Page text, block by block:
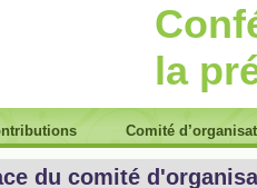
la
Comité
du comité